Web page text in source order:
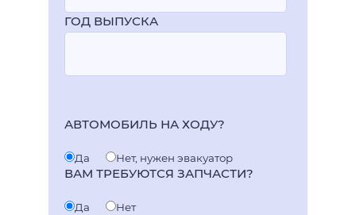
ГОД ВЫПУСКА
АВТОМОБИЛЬ НА ХОДУ?
Да Нет, нужен эвакуатор
ВАМ ТРЕБУЮТСЯ ЗАПЧАСТИ?
Да Нет